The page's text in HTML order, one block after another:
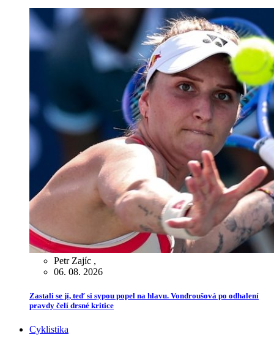
Petr Zajíc ,
06. 08. 2026
Zastali se jí, teď si sypou popel na hlavu. Vondroušová po odhalení
pravdy čelí drsné kritice
Cyklistika